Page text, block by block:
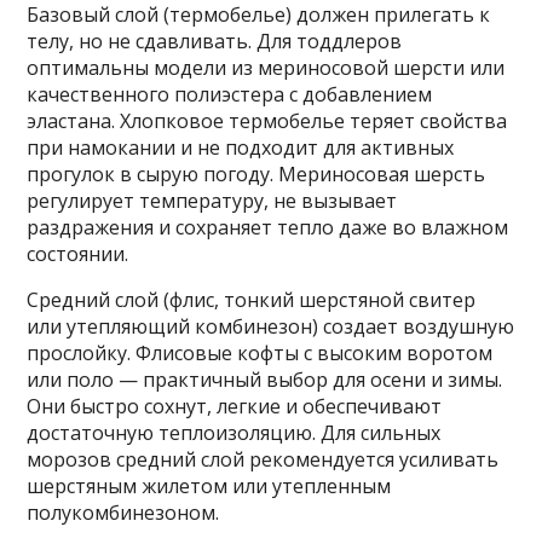
Базовый слой (термобелье) должен прилегать к
телу, но не сдавливать. Для тоддлеров
оптимальны модели из мериносовой шерсти или
качественного полиэстера с добавлением
эластана. Хлопковое термобелье теряет свойства
при намокании и не подходит для активных
прогулок в сырую погоду. Мериносовая шерсть
регулирует температуру, не вызывает
раздражения и сохраняет тепло даже во влажном
состоянии.
Средний слой (флис, тонкий шерстяной свитер
или утепляющий комбинезон) создает воздушную
прослойку. Флисовые кофты с высоким воротом
или поло — практичный выбор для осени и зимы.
Они быстро сохнут, легкие и обеспечивают
достаточную теплоизоляцию. Для сильных
морозов средний слой рекомендуется усиливать
шерстяным жилетом или утепленным
полукомбинезоном.